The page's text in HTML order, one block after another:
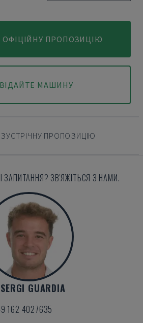
ПРОПОЗИЦІЮ
МАШИНУ
ПРОПОЗИЦІЮ
ЗАПИТАННЯ? ЗВ'ЯЖІТЬСЯ З НАМИ.
SERGI GUARDIA
162 4027635